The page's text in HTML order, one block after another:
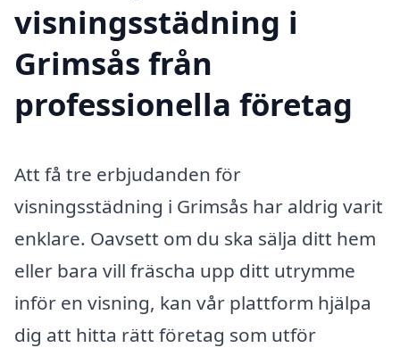
visningsstädning i
Grimsås från
professionella företag
Att få tre erbjudanden för
visningsstädning i Grimsås har aldrig varit
enklare. Oavsett om du ska sälja ditt hem
eller bara vill fräscha upp ditt utrymme
inför en visning, kan vår plattform hjälpa
dig att hitta rätt företag som utför